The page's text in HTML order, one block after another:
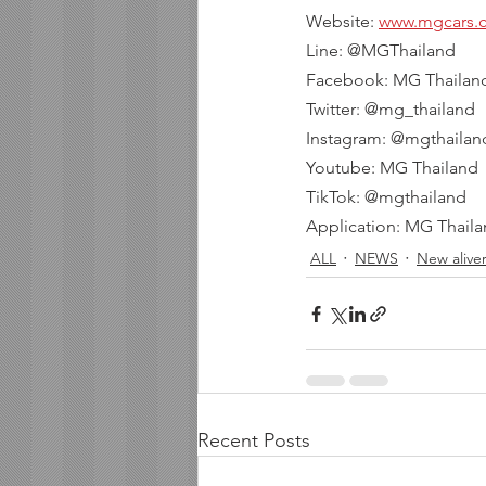
Website:
Line: @MGThailand
Facebook: MG
Twitter: @mg_thailand
Instagram:
Youtube: MG Thailand
TikTok: @mgthailand
Application: MG
ALL NEWS New aliver
Recent Posts